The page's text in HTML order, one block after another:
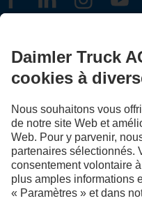
FOLLOW THE
Échangez maintenant vos
et routières.